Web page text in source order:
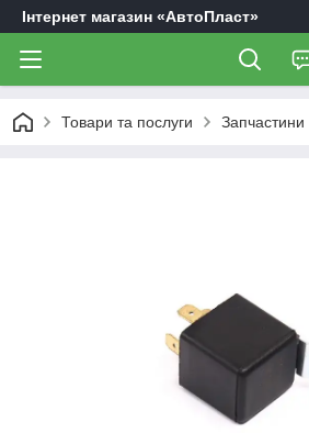
Інтернет магазин «АвтоПласт»
Товари та послуги Запчастини